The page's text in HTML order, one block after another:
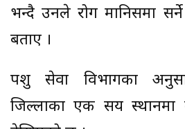
भन्दै उनले रोग मानिसमा
बताए ।
पशु सेवा विभागका
जिल्लाका एक सय स्थानमा